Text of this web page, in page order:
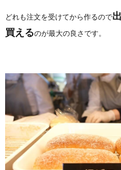
どれも注文を受けてから作るので
買えるのが最大の良さです。